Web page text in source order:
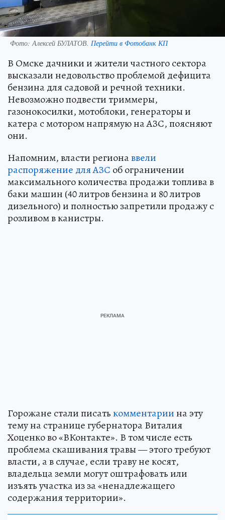
Фото:Алексей БУЛАТОВ. Перейти в Фотобанк КП
В Омске дачники и жители частного сектора
высказали недовольство проблемой дефицита
бензина для садовой и речной техники.
Невозможно подвести триммеры,
газонокосилки, мотоблоки, генераторы и
катера с мотором напрямую на АЗС, поясняют
они.
Напомним, власти регионаввели
распоряжение для АЗС об ограничении
максимального количества продажи топлива в
баки машин (40 литров бензина и 80 литров
дизельного) и полностью запретили продажу с
розливом в канистры.
Горожане стали писатькомментариина эту
тему на странице губернатора Виталия
Хоценко во «ВКонтакте». В том числе есть
проблема скашивания травы — этого требуют
власти, а в случае, если траву не косят,
владельца земли могут оштрафовать или
изъять участка из за «ненадлежащего
содержания территории».